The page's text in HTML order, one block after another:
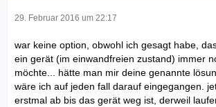
29. Februar 2016 um 22:17
war keine option, obwohl ich gesagt habe,
ein gerät (im einwandfreien zustand) immer
möchte... hätte man mir deine genannte
wäre ich auf jeden fall darauf eingegangen.
erstmal ab bis das gerät weg ist, derweil